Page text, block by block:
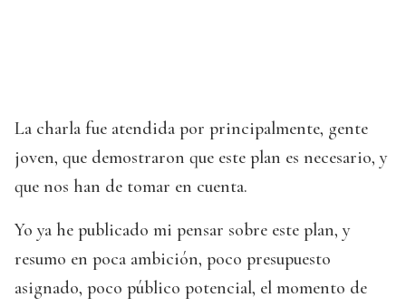
La charla fue atendida por principalmente, gente
joven, que demostraron que este plan es necesario, y
que nos han de tomar en cuenta.
Yo ya he publicado mi pensar sobre este plan, y
resumo en poca ambición, poco presupuesto
asignado, poco público potencial, el momento de